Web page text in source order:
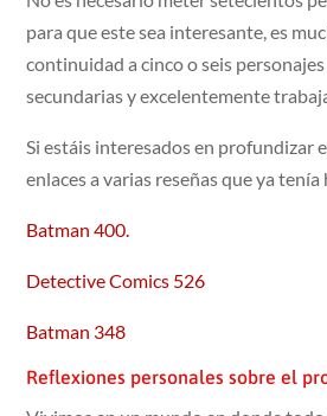
para que este sea interesante, es
continuidad a cinco o seis
secundarias y excelentemente
Si estáis interesados en profundizar
enlaces a varias reseñas que ya tenía
Batman 400.
Detective Comics 526
Batman 348
Reflexiones personales sobre el